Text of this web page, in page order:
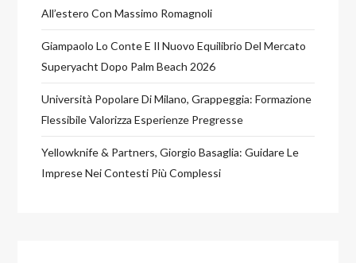
All’estero Con Massimo Romagnoli
Giampaolo Lo Conte E Il Nuovo Equilibrio Del Mercato
Superyacht Dopo Palm Beach 2026
Università Popolare Di Milano, Grappeggia: Formazione
Flessibile Valorizza Esperienze Pregresse
Yellowknife & Partners, Giorgio Basaglia: Guidare Le
Imprese Nei Contesti Più Complessi